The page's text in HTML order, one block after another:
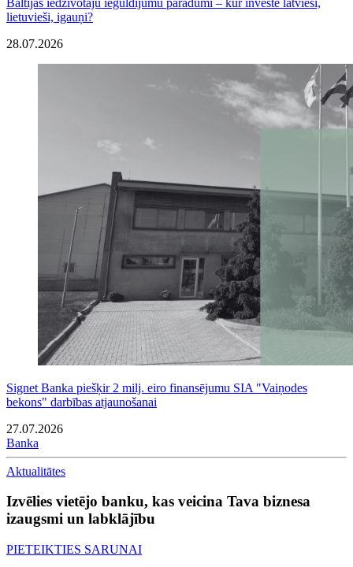
lietuvieši, igauņi?
28.07.2026
Signet Banka piešķir 2 milj. eiro finansējumu SIA "Vaiņodes
bekons" darbības atjaunošanai
27.07.2026
Banka
Aktualitātes
Izvēlies vietējo banku, kas veicina Tava biznesa
izaugsmi un labklājību
PIETEIKTIES SARUNAI